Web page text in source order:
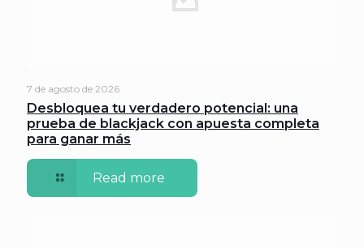
7 de agosto de 2026
Desbloquea tu verdadero potencial: una
prueba de blackjack con apuesta completa
para ganar más
Read more